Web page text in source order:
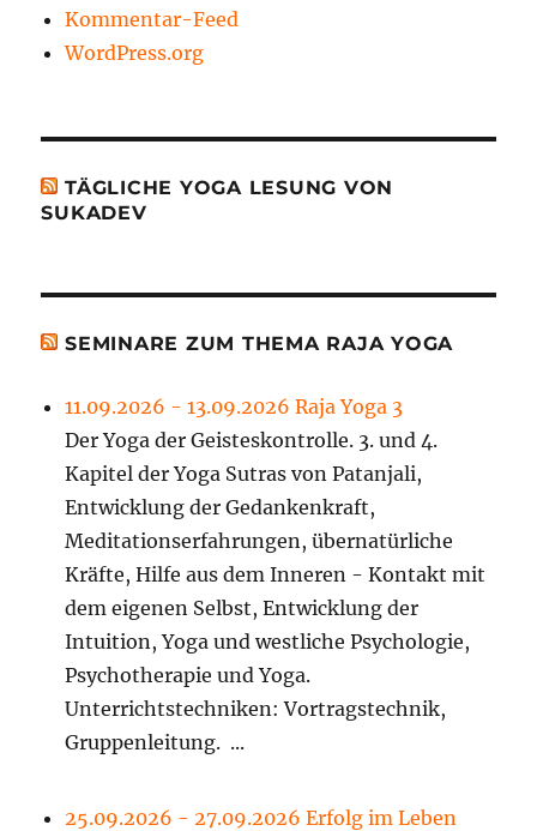
Kommentar-Feed
WordPress.org
TÄGLICHE YOGA LESUNG VON
SUKADEV
SEMINARE ZUM THEMA RAJA YOGA
11.09.2026 - 13.09.2026 Raja Yoga 3
Der Yoga der Geisteskontrolle. 3. und 4.
Kapitel der Yoga Sutras von Patanjali,
Entwicklung der Gedankenkraft,
Meditationserfahrungen, übernatürliche
Kräfte, Hilfe aus dem Inneren - Kontakt mit
dem eigenen Selbst, Entwicklung der
Intuition, Yoga und westliche Psychologie,
Psychotherapie und Yoga.
Unterrichtstechniken: Vortragstechnik,
Gruppenleitung. ...
25.09.2026 - 27.09.2026 Erfolg im Leben